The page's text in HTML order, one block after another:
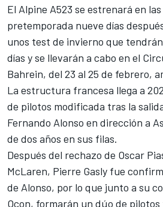
El Alpine A523 se estrenará en
pretemporada nueve días
unos test de invierno que
días y se llevarán a cabo en el
Bahrein, del 23 al 25 de febrero,
La estructura francesa llega a
de pilotos modificada tras la
Fernando Alonso en dirección a
de dos años en sus filas.
Después del rechazo de Oscar
McLaren, Pierre Gasly fue
de Alonso, por lo que junto a su
Ocon, formarán un dúo de